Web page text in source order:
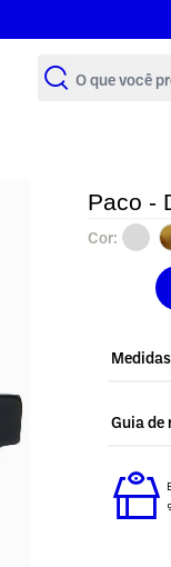
Buscar
Paco -
Cor:
Guia de
Azul é
para